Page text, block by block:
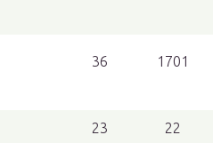
36 1701
23 22